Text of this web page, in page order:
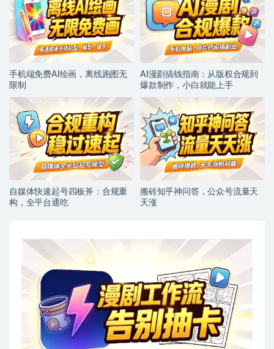
手机端免费AI绘画，离线跑图无
限制
AI漫剧搞钱指南：从版权合规到
爆款制作，小白就能上手
自媒体快速起号四板斧：合规重
构，全平台通吃
搬砖知乎神问答，公众号流量天
天涨